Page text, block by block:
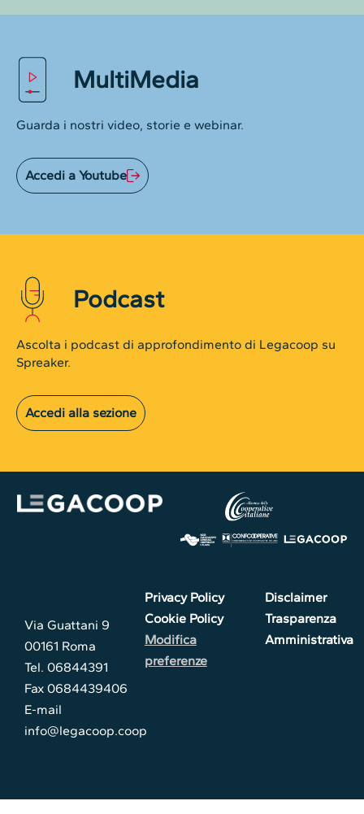
MultiMedia
Guarda i nostri video, storie e webinar.
Accedi a Youtube
Podcast
Ascolta i podcast di approfondimento di Legacoop su
Spreaker.
Accedi alla sezione
Via Guattani 9
00161 Roma
Tel. 06844391
Fax 0684439406
E-mail
info@legacoop.coop
Privacy Policy
Cookie Policy
Modifica
preferenze
Disclaimer
Trasparenza
Amministrativa